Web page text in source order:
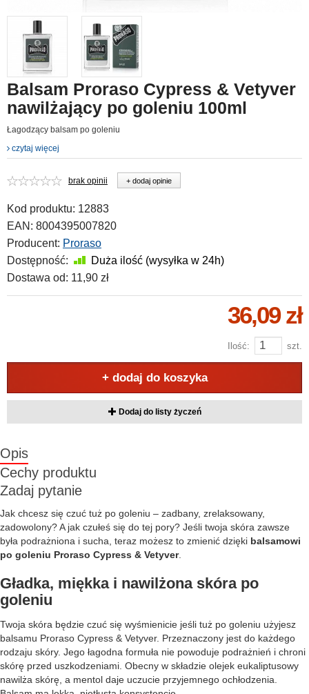
Balsam Proraso Cypress & Vetyver
nawilżający po goleniu 100ml
Łagodzący balsam po goleniu
czytaj więcej
brak opinii + dodaj opinie
Kod produktu: 12883
EAN: 8004395007820
Producent: Proraso
Dostępność:
Duża ilość (wysyłka w 24h)
Dostawa od: 11,90 zł
36,09 zł
Ilość: szt.
+ dodaj do koszyka
Dodaj do listy życzeń
Opis
Cechy produktu
Zadaj pytanie
Jak chcesz się czuć tuż po goleniu – zadbany, zrelaksowany,
zadowolony? A jak czułeś się do tej pory? Jeśli twoja skóra zawsze
była podrażniona i sucha, teraz możesz to zmienić dzięki balsamowi
po goleniu Proraso Cypress & Vetyver.
Gładka, miękka i nawilżona skóra po
goleniu
Twoja skóra będzie czuć się wyśmienicie jeśli tuż po goleniu użyjesz
balsamu Proraso Cypress & Vetyver. Przeznaczony jest do każdego
rodzaju skóry. Jego łagodna formuła nie powoduje podrażnień i chroni
skórę przed uszkodzeniami. Obecny w składzie olejek eukaliptusowy
nawilża skórę, a mentol daje uczucie przyjemnego ochłodzenia.